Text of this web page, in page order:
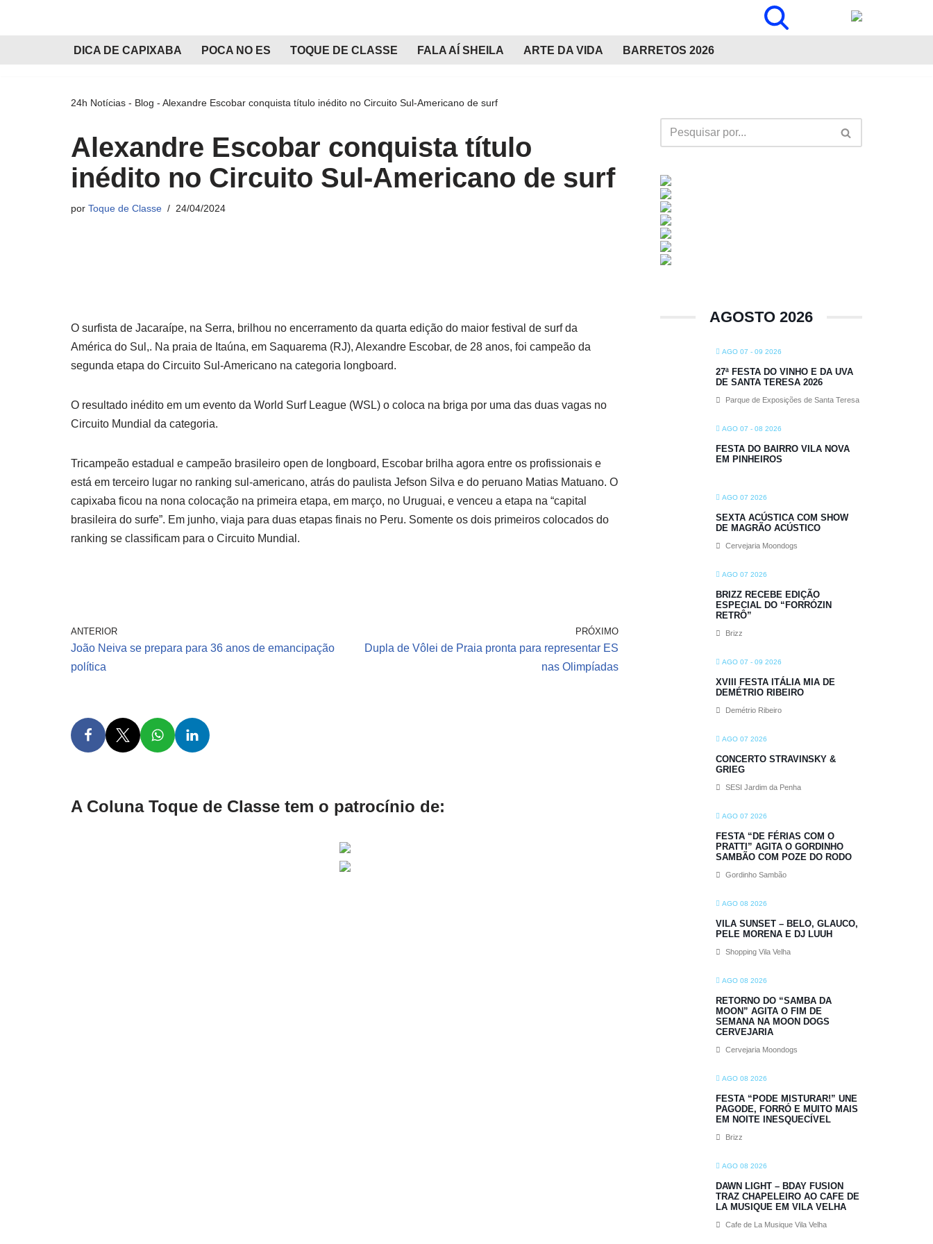
DICA DE CAPIXABA POCA NO ES TOQUE DE CLASSE FALA AÍ SHEILA ARTE DA VIDA BARRETOS 2026
24h Notícias - Blog - Alexandre Escobar conquista título inédito no Circuito Sul-Americano de surf
Alexandre Escobar conquista título
inédito no Circuito Sul-Americano de surf
por Toque de Classe 24/04/2024
O surfista de Jacaraípe, na Serra, brilhou no encerramento da quarta edição do maior festival de surf da
América do Sul,. Na praia de Itaúna, em Saquarema (RJ), Alexandre Escobar, de 28 anos, foi campeão da
segunda etapa do Circuito Sul-Americano na categoria longboard.
O resultado inédito em um evento da World Surf League (WSL) o coloca na briga por uma das duas vagas no
Circuito Mundial da categoria.
Tricampeão estadual e campeão brasileiro open de longboard, Escobar brilha agora entre os profissionais e
está em terceiro lugar no ranking sul-americano, atrás do paulista Jefson Silva e do peruano Matias Matuano. O
capixaba ficou na nona colocação na primeira etapa, em março, no Uruguai, e venceu a etapa na “capital
brasileira do surfe”. Em junho, viaja para duas etapas finais no Peru. Somente os dois primeiros colocados do
ranking se classificam para o Circuito Mundial.
ANTERIOR
João Neiva se prepara para 36 anos de emancipação
política
PRÓXIMO
Dupla de Vôlei de Praia pronta para representar ES
nas Olimpíadas
A Coluna Toque de Classe tem o patrocínio de:
AGOSTO 2026
AGO 07 - 09 2026
27ª FESTA DO VINHO E DA UVA
DE SANTA TERESA 2026
Parque de Exposições de Santa Teresa
AGO 07 - 08 2026
FESTA DO BAIRRO VILA NOVA
EM PINHEIROS
AGO 07 2026
SEXTA ACÚSTICA COM SHOW
DE MAGRÃO ACÚSTICO
Cervejaria Moondogs
AGO 07 2026
BRIZZ RECEBE EDIÇÃO
ESPECIAL DO “FORRÓZIN
RETRÔ”
Brizz
AGO 07 - 09 2026
XVIII FESTA ITÁLIA MIA DE
DEMÉTRIO RIBEIRO
Demétrio Ribeiro
AGO 07 2026
CONCERTO STRAVINSKY &
GRIEG
SESI Jardim da Penha
AGO 07 2026
FESTA “DE FÉRIAS COM O
PRATTI” AGITA O GORDINHO
SAMBÃO COM POZE DO RODO
Gordinho Sambão
AGO 08 2026
VILA SUNSET – BELO, GLAUCO,
PELE MORENA E DJ LUUH
Shopping Vila Velha
AGO 08 2026
RETORNO DO “SAMBA DA
MOON” AGITA O FIM DE
SEMANA NA MOON DOGS
CERVEJARIA
Cervejaria Moondogs
AGO 08 2026
FESTA “PODE MISTURAR!” UNE
PAGODE, FORRÓ E MUITO MAIS
EM NOITE INESQUECÍVEL
Brizz
AGO 08 2026
DAWN LIGHT – BDAY FUSION
TRAZ CHAPELEIRO AO CAFE DE
LA MUSIQUE EM VILA VELHA
Cafe de La Musique Vila Velha